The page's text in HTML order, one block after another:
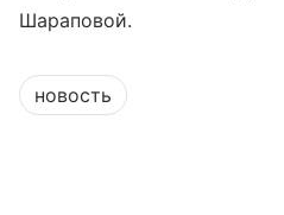
Шараповой.
новость